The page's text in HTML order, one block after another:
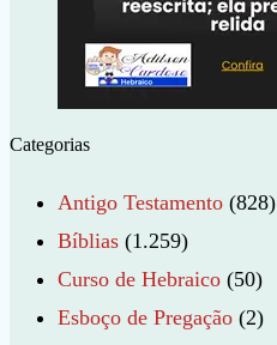
Categorias
Antigo Testamento (828)
Bíblias (1.259)
Curso de Hebraico (50)
Esboço de Pregação (2)